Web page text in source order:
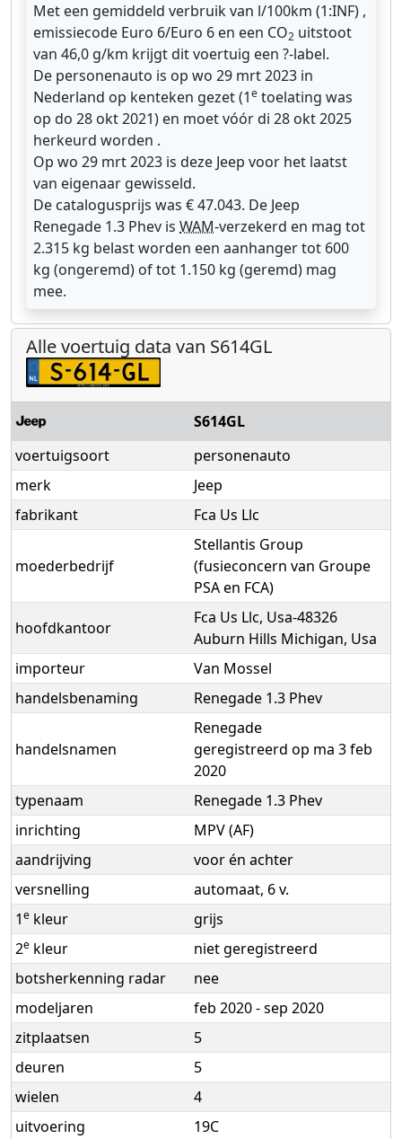
Met een gemiddeld verbruik van l/100km (1:INF) ,
emissiecode Euro 6/Euro 6 en een CO2 uitstoot
van 46,0 g/km krijgt dit voertuig een ?-label.
De personenauto is op wo 29 mrt 2023 in
Nederland op kenteken gezet (1e toelating was
op do 28 okt 2021) en moet vóór di 28 okt 2025
herkeurd worden .
Op wo 29 mrt 2023 is deze Jeep voor het laatst
van eigenaar gewisseld.
De catalogusprijs was € 47.043. De Jeep
Renegade 1.3 Phev is WAM-verzekerd en mag tot
2.315 kg belast worden een aanhanger tot 600
kg (ongeremd) of tot 1.150 kg (geremd) mag
mee.
Alle voertuig data van S614GL
S614GL
voertuigsoort
personenauto
merk
Jeep
fabrikant
Fca Us Llc
moederbedrijf
Stellantis Group
(fusieconcern van Groupe
PSA en FCA)
hoofdkantoor
Fca Us Llc, Usa-48326
Auburn Hills Michigan, Usa
importeur
Van Mossel
handelsbenaming
Renegade 1.3 Phev
handelsnamen
Renegade
geregistreerd op ma 3 feb
2020
typenaam
Renegade 1.3 Phev
inrichting
MPV (AF)
aandrijving
voor én achter
versnelling
automaat, 6 v.
1e kleur
grijs
2e kleur
niet geregistreerd
botsherkenning radar
nee
modeljaren
feb 2020 - sep 2020
zitplaatsen
5
deuren
5
wielen
4
uitvoering
19C